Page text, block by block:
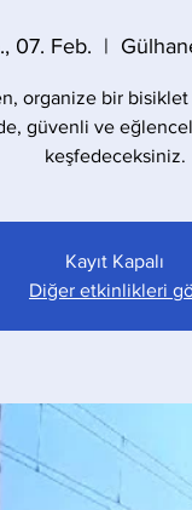
07. Feb.
  |
organize bir
güvenli ve
keşfedeceksiniz.
Kayıt Kapalı
Diğer etkinlikleri